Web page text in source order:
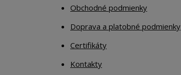
Obchodné podmienky
Doprava a platobné podmienky
Certifikáty
Kontakty